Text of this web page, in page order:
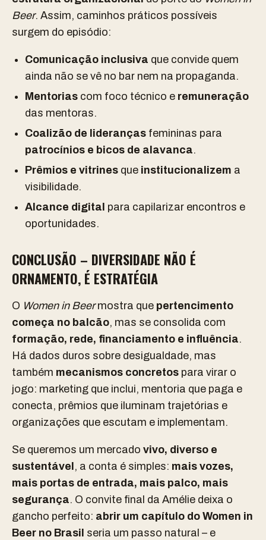
Beer. Assim, caminhos práticos possíveis
surgem do episódio:
Comunicação inclusiva que convide quem
ainda não se vê no bar nem na propaganda.
Mentorias com foco técnico e remuneração
das mentoras.
Coalizão de lideranças femininas para
patrocínios e bicos de alavanca.
Prêmios e vitrines que institucionalizem a
visibilidade.
Alcance digital para capilarizar encontros e
oportunidades.
CONCLUSÃO – DIVERSIDADE NÃO É
ORNAMENTO, É ESTRATÉGIA
O Women in Beermostra que pertencimento
começa no balcão, mas se consolida com
formação, rede, financiamento e influência.
Há dados duros sobre desigualdade, mas
também mecanismos concretos para virar o
jogo: marketing que inclui, mentoria que paga e
conecta, prêmios que iluminam trajetórias e
organizações que escutam e implementam.
Se queremos um mercado vivo, diverso e
sustentável , a conta é simples: mais vozes,
mais portas de entrada, mais palco, mais
segurança. O convite final da Amélie deixa o
gancho perfeito: abrir um capítulo do Women in
Beer no Brasil seria um passo natural – e